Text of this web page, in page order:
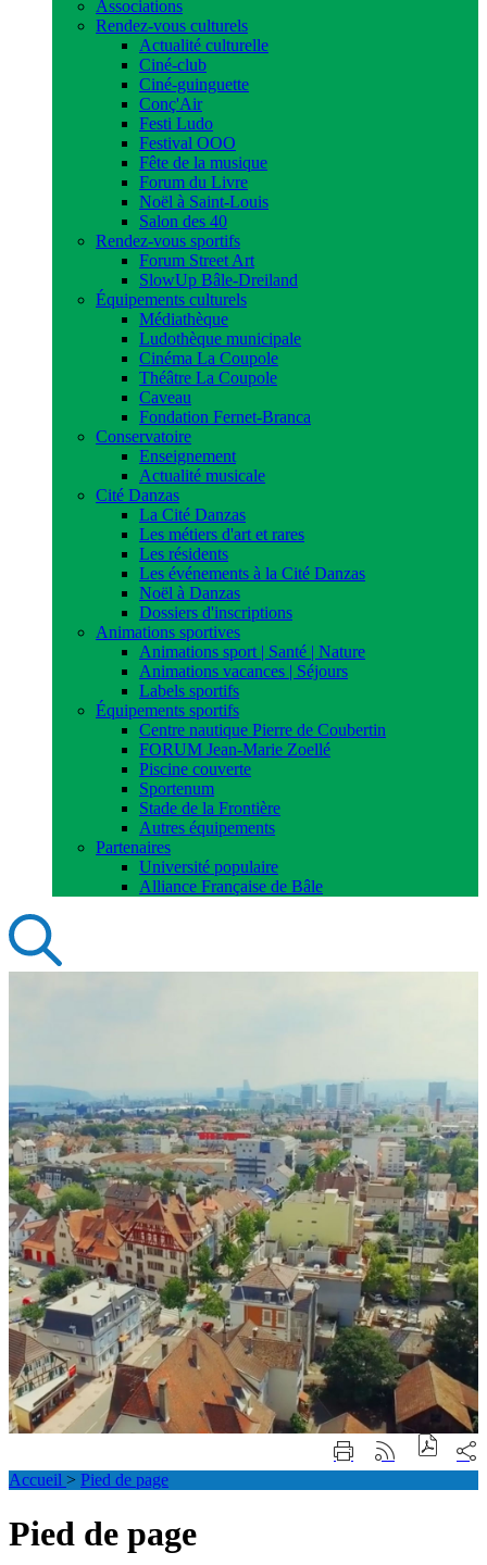
Associations
Rendez-vous culturels
Actualité culturelle
Ciné-club
Ciné-guinguette
Conç'Air
Festi Ludo
Festival OOO
Fête de la musique
Forum du Livre
Noël à Saint-Louis
Salon des 40
Rendez-vous sportifs
Forum Street Art
SlowUp Bâle-Dreiland
Équipements culturels
Médiathèque
Ludothèque municipale
Cinéma La Coupole
Théâtre La Coupole
Caveau
Fondation Fernet-Branca
Conservatoire
Enseignement
Actualité musicale
Cité Danzas
La Cité Danzas
Les métiers d'art et rares
Les résidents
Les événements à la Cité Danzas
Noël à Danzas
Dossiers d'inscriptions
Animations sportives
Animations sport | Santé | Nature
Animations vacances | Séjours
Labels sportifs
Équipements sportifs
Centre nautique Pierre de Coubertin
FORUM Jean-Marie Zoellé
Piscine couverte
Sportenum
Stade de la Frontière
Autres équipements
Partenaires
Université populaire
Alliance Française de Bâle
Accueil > Pied de page
Pied de page